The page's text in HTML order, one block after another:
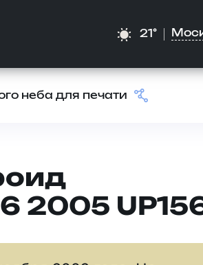
21°
неба для печати
2005